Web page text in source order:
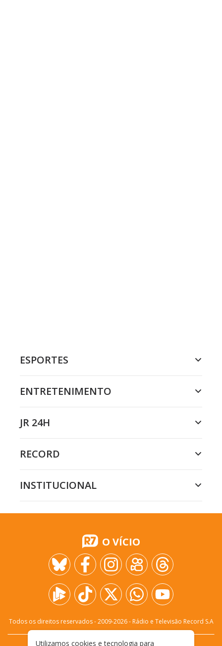
ESPORTES
ENTRETENIMENTO
JR 24H
RECORD
INSTITUCIONAL
O VÍCIO
Todos os direitos reservados - 2009-2026- Rádio e Televisão Record S.A
Utilizamos cookies e tecnologia para